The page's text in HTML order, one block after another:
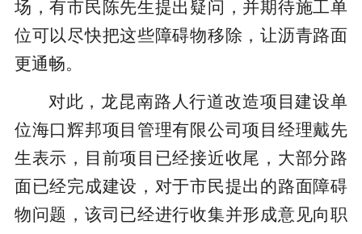
场，有市民陈先生提出疑问，并期待施工单
位可以尽快把这些障碍物移除，让沥青路面
更通畅。
对此，龙昆南路人行道改造项目建设单
位海口辉邦项目管理有限公司项目经理戴先
生表示，目前项目已经接近收尾，大部分路
面已经完成建设，对于市民提出的路面障碍
物问题，该司已经进行收集并形成意见向职